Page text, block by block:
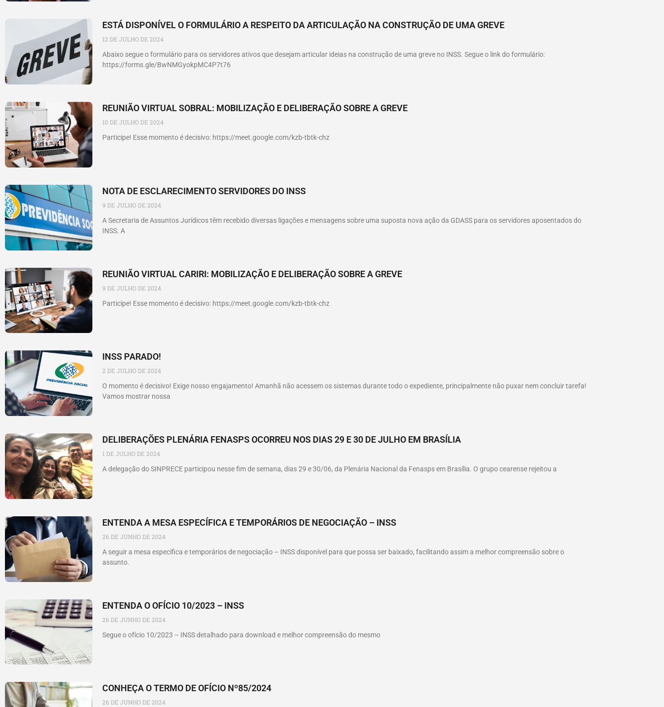
ESTÁ DISPONÍVEL O FORMULÁRIO A RESPEITO DA ARTICULAÇÃO NA CONSTRUÇÃO DE UMA GREVE
12 DE JULHO DE 2024
Abaixo segue o formulário para os servidores ativos que desejam articular ideias na construção de uma greve no INSS. Segue o link do formulário:
https://forms.gle/BwNMGyokpMC4P7t76
REUNIÃO VIRTUAL SOBRAL: MOBILIZAÇÃO E DELIBERAÇÃO SOBRE A GREVE
10 DE JULHO DE 2024
Participe! Esse momento é decisivo: https://meet.google.com/kzb-tbtk-chz
NOTA DE ESCLARECIMENTO SERVIDORES DO INSS
9 DE JULHO DE 2024
A Secretaria de Assuntos Jurídicos têm recebido diversas ligações e mensagens sobre uma suposta nova ação da GDASS para os servidores aposentados do
INSS. A
REUNIÃO VIRTUAL CARIRI: MOBILIZAÇÃO E DELIBERAÇÃO SOBRE A GREVE
9 DE JULHO DE 2024
Participe! Esse momento é decisivo: https://meet.google.com/kzb-tbtk-chz
INSS PARADO!
2 DE JULHO DE 2024
O momento é decisivo! Exige nosso engajamento! Amanhã não acessem os sistemas durante todo o expediente, principalmente não puxar nem concluir tarefa!
Vamos mostrar nossa
DELIBERAÇÕES PLENÁRIA FENASPS OCORREU NOS DIAS 29 E 30 DE JULHO EM BRASÍLIA
1 DE JULHO DE 2024
A delegação do SINPRECE participou nesse fim de semana, dias 29 e 30/06, da Plenária Nacional da Fenasps em Brasília. O grupo cearense rejeitou a
ENTENDA A MESA ESPECÍFICA E TEMPORÁRIOS DE NEGOCIAÇÃO – INSS
26 DE JUNHO DE 2024
A seguir a mesa específica e temporários de negociação – INSS disponível para que possa ser baixado, facilitando assim a melhor compreensão sobre o
assunto.
ENTENDA O OFÍCIO 10/2023 – INSS
26 DE JUNHO DE 2024
Segue o ofício 10/2023 – INSS detalhado para download e melhor compreensão do mesmo
CONHEÇA O TERMO DE OFÍCIO Nº85/2024
26 DE JUNHO DE 2024